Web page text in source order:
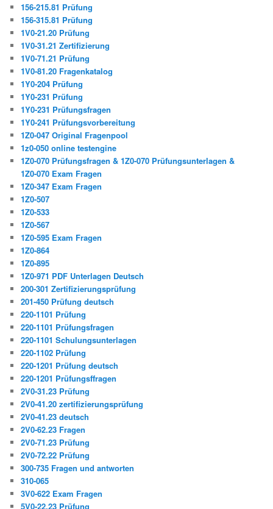
156-215.81 Prüfung
156-315.81 Prüfung
1V0-21.20 Prüfung
1V0-31.21 Zertifizierung
1V0-71.21 Prüfung
1V0-81.20 Fragenkatalog
1Y0-204 Prüfung
1Y0-231 Prüfung
1Y0-231 Prüfungsfragen
1Y0-241 Prüfungsvorbereitung
1Z0-047 Original Fragenpool
1z0-050 online testengine
1Z0-070 Prüfungsfragen & 1Z0-070 Prüfungsunterlagen &
1Z0-070 Exam Fragen
1Z0-347 Exam Fragen
1Z0-507
1Z0-533
1Z0-567
1Z0-595 Exam Fragen
1Z0-864
1Z0-895
1Z0-971 PDF Unterlagen Deutsch
200-301 Zertifizierungsprüfung
201-450 Prüfung deutsch
220-1101 Prüfung
220-1101 Prüfungsfragen
220-1101 Schulungsunterlagen
220-1102 Prüfung
220-1201 Prüfung deutsch
220-1201 Prüfungsffragen
2V0-31.23 Prüfung
2V0-41.20 zertifizierungsprüfung
2V0-41.23 deutsch
2V0-62.23 Fragen
2V0-71.23 Prüfung
2V0-72.22 Prüfung
300-735 Fragen und antworten
310-065
3V0-622 Exam Fragen
5V0-22.23 Prüfung